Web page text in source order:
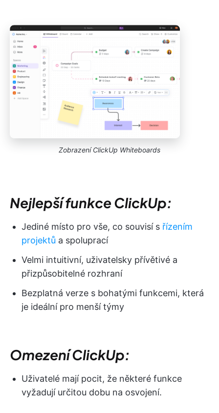
Zobrazení ClickUp Whiteboards
Nejlepší funkce ClickUp:
Jediné místo pro vše, co souvisí s řízením
projektů a spoluprací
Velmi intuitivní, uživatelsky přívětivé a
přizpůsobitelné rozhraní
Bezplatná verze s bohatými funkcemi, která
je ideální pro menší týmy
Omezení ClickUp:
Uživatelé mají pocit, že některé funkce
vyžadují určitou dobu na osvojení.